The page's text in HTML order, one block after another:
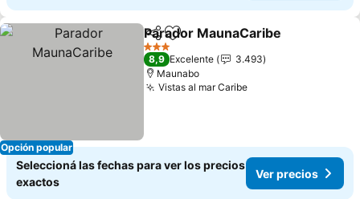
Opción popular
CompartirAñadir a favoritos
Parador MaunaCaribe
3 Estrellas
8,9 Excelente
3.493
Maunabo
Vistas al mar Caribe
Seleccioná las fechas para ver los precios
exactos
Ver precios